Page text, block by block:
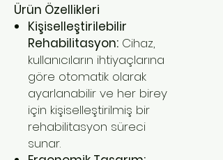
Ürün Özellikleri
Kişiselleştirilebilir
Rehabilitasyon: Cihaz,
kullanıcıların ihtiyaçlarına
göre otomatik olarak
ayarlanabilir ve her birey
için kişiselleştirilmiş bir
rehabilitasyon süreci
sunar.